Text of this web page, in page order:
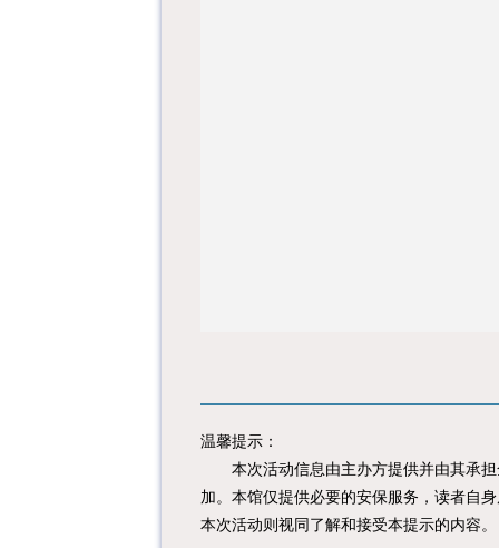
温馨提示：
本次活动信息由主办方提供并由其承担
加。本馆仅提供必要的安保服务，读者自
本次活动则视同了解和接受本提示的内容。